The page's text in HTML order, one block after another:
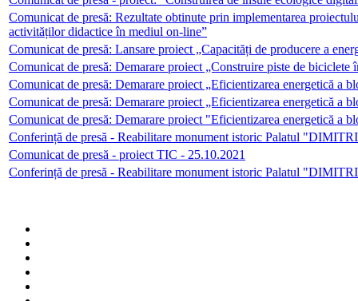
Comunicat de presă: Rezultate obtinute prin implementarea
activităților didactice în mediul on-line”
Comunicat de presă: Lansare proiect „Capacități de producere a
Comunicat de presă: Demarare proiect „Construire piste de biciclete
Comunicat de presă: Demarare proiect „Eficientizarea energetică
Comunicat de presă: Demarare proiect „Eficientizarea energetică
Comunicat de presă: Demarare proiect "Eficientizarea energetică
Conferință de presă - Reabilitare monument istoric Palatul
Comunicat de presă - proiect TIC - 25.10.2021
Conferință de presă - Reabilitare monument istoric Palatul